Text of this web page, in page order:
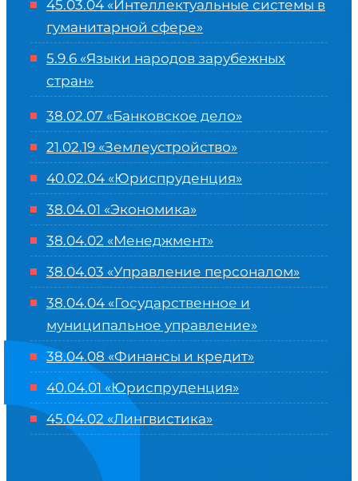
45.03.04 «Интеллектуальные системы в
гуманитарной сфере»
5.9.6 «Языки народов зарубежных
стран»
38.02.07 «Банковское дело»
21.02.19 «Землеустройство»
40.02.04 «Юриспруденция»
38.04.01 «Экономика»
38.04.02 «Менеджмент»
38.04.03 «Управление персоналом»
38.04.04 «Государственное и
муниципальное управление»
38.04.08 «Финансы и кредит»
40.04.01 «Юриспруденция»
45.04.02 «Лингвистика»